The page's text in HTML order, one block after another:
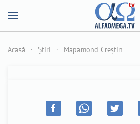
Acasă Știri Mapamond Creștin